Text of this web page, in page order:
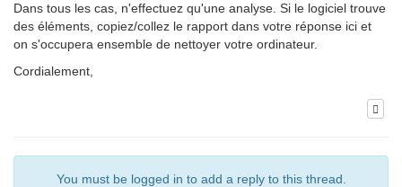
Dans tous les cas, n'effectuez qu'une analyse. Si le logiciel trouve
des éléments, copiez/collez le rapport dans votre réponse ici et
on s'occupera ensemble de nettoyer votre ordinateur.
Cordialement,
You must be logged in to add a reply to this thread.